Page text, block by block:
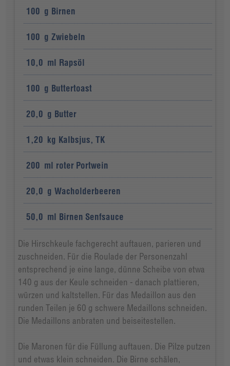
100 g Birnen
100 g Zwiebeln
10,0 ml Rapsöl
100 g Buttertoast
20,0 g Butter
1,20 kg Kalbsjus, TK
200 ml roter Portwein
20,0 g Wacholderbeeren
50,0 ml Birnen Senfsauce
Die Hirschkeule fachgerecht auftauen, parieren und
zuschneiden. Für die Roulade der Personenzahl
entsprechend je eine lange, dünne Scheibe von etwa
140 g aus der Keule schneiden - danach plattieren,
würzen und kaltstellen. Für das Medaillon aus den
runden Teilen je 60 g schwere Medaillons schneiden.
Die Medaillons anbraten und beiseitestellen.
Die Maronen für die Füllung auftauen. Die Pilze putzen
und etwas klein schneiden. Die Birne schälen,